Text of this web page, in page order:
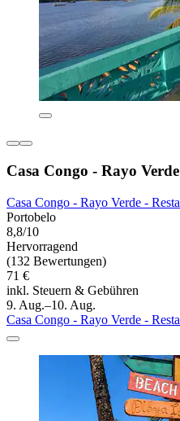
Casa Congo - Rayo
Casa Congo - Rayo Verde -
Portobelo
8,8/10
Hervorragend
(132 Bewertungen)
71 €
inkl. Steuern & Gebühren
9. Aug.–10. Aug.
Casa Congo - Rayo Verde -